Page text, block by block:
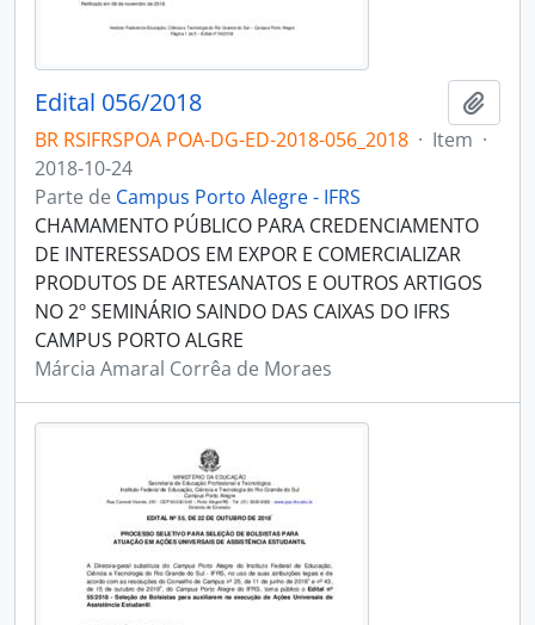
Edital 056/2018
BR RSIFRSPOA POA-DG-ED-2018-056_2018 · Item ·
2018-10-24
Parte de Campus Porto Alegre - IFRS
CHAMAMENTO PÚBLICO PARA CREDENCIAMENTO
DE INTERESSADOS EM EXPOR E COMERCIALIZAR
PRODUTOS DE ARTESANATOS E OUTROS ARTIGOS
NO 2º SEMINÁRIO SAINDO DAS CAIXAS DO IFRS
CAMPUS PORTO ALGRE
Márcia Amaral Corrêa de Moraes